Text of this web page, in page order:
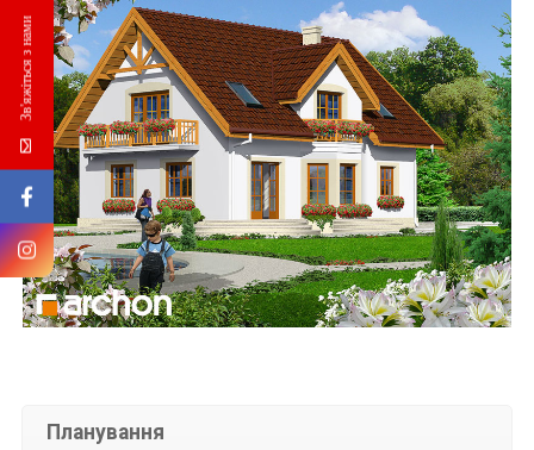
Планування
Зв'яжіться з нами